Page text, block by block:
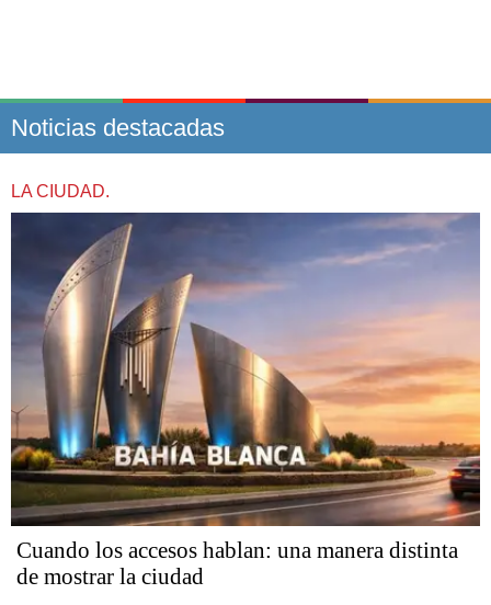
Noticias destacadas
LA CIUDAD.
Cuando los accesos hablan: una manera distinta
de mostrar la ciudad